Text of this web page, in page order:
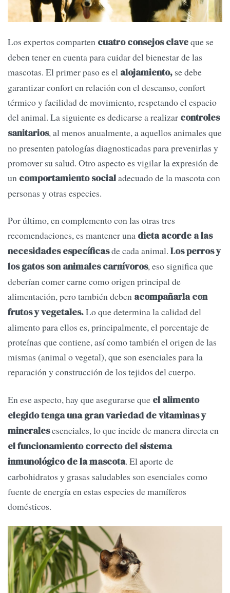
Los expertos comparten cuatro consejos claveque se
deben tener en cuenta para cuidar del bienestar de las
mascotas. El primer paso es el alojamiento, se debe
garantizar confort en relación con el descanso, confort
térmico y facilidad de movimiento, respetando el espacio
del animal. La siguiente es dedicarse a realizar controles
sanitarios, al menos anualmente, a aquellos animales que
no presenten patologías diagnosticadas para prevenirlas y
promover su salud. Otro aspecto es vigilar la expresión de
un comportamiento socialadecuado de la mascota con
personas y otras especies.
Por último, en complemento con las otras tres
recomendaciones, es mantener una dieta acorde a las
necesidades específicasde cada animal. Los perros y
los gatos son animales carnívoros, eso significa que
deberían comer carne como origen principal de
alimentación, pero también deben acompañarla con
frutos y vegetales.Lo que determina la calidad del
alimento para ellos es, principalmente, el porcentaje de
proteínas que contiene, así como también el origen de las
mismas (animal o vegetal), que son esenciales para la
reparación y construcción de los tejidos del cuerpo.
En ese aspecto, hay que asegurarse que el alimento
elegido tenga una gran variedad de vitaminas y
mineralesesenciales, lo que incide de manera directa en
el funcionamiento correcto del sistema
inmunológico de la mascota. El aporte de
carbohidratos y grasas saludables son esenciales como
fuente de energía en estas especies de mamíferos
domésticos.